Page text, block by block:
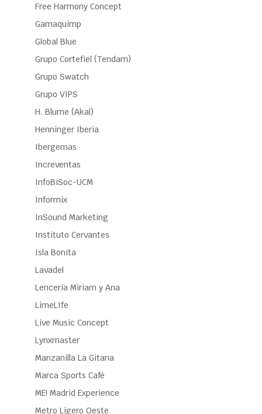
Free Harmony Concept
Gamaquimp
Global Blue
Grupo Cortefiel (Tendam)
Grupo Swatch
Grupo VIPS
H. Blume (Akal)
Henninger Iberia
Ibergemas
Increventas
InfoBiSoc-UCM
Informix
InSound Marketing
Instituto Cervantes
Isla Bonita
Lavadel
Lencería Miriam y Ana
LimeLIfe
Live Music Concept
Lynxmaster
Manzanilla La Gitana
Marca Sports Café
ME! Madrid Experience
Metro Ligero Oeste